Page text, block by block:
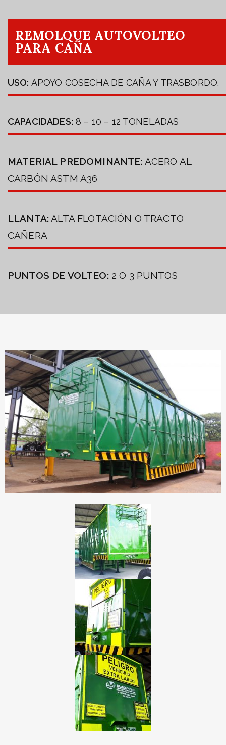
REMOLQUE AUTOVOLTEO
PARA CAÑA
USO: APOYO COSECHA DE CAÑA Y TRASBORDO.
CAPACIDADES: 8 – 10 – 12 TONELADAS
MATERIAL PREDOMINANTE: ACERO AL
CARBÓN ASTM A36
LLANTA:ALTA FLOTACIÓN O TRACTO
CAÑERA
PUNTOS DE VOLTEO:2 O 3 PUNTOS